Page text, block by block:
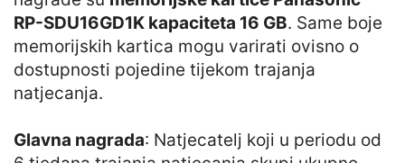
RP-SDU16GD1K kapaciteta 16 GB. Same boje
memorijskih kartica mogu varirati ovisno o
dostupnosti pojedine tijekom trajanja
natjecanja.
Glavna nagrada: Natjecatelj koji u periodu od